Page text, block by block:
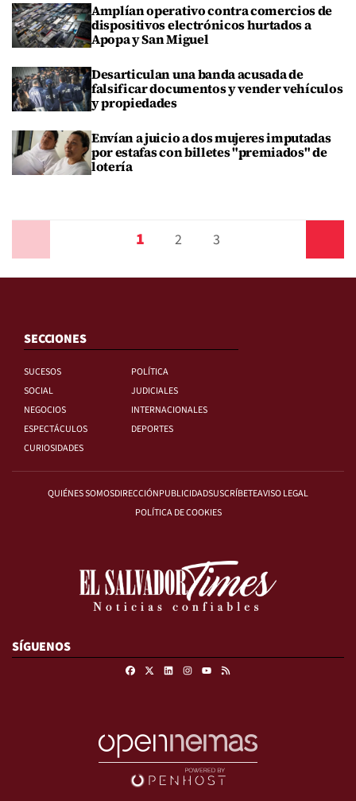
Amplían operativo contra comercios de
dispositivos electrónicos hurtados a
Apopa y San Miguel
Desarticulan una banda acusada de
falsificar documentos y vender vehículos
y propiedades
Envían a juicio a dos mujeres imputadas
por estafas con billetes "premiados" de
lotería
1 2 3
SECCIONES
SUCESOS
POLÍTICA
SOCIAL
JUDICIALES
NEGOCIOS
INTERNACIONALES
ESPECTÁCULOS
DEPORTES
CURIOSIDADES
QUIÉNES SOMOSDIRECCIÓNPUBLICIDADSUSCRÍBETEAVISO LEGAL
POLÍTICA DE COOKIES
SÍGUENOS
FacebookLinkedinInstagramRSS